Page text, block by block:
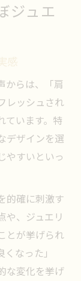
ジュエ
感
からは、「肩
レッシュされ
ています。特
デザインを選
やすいといっ
的確に刺激す
や、ジュエリ
とが挙げられ
なった」
な変化を挙げ